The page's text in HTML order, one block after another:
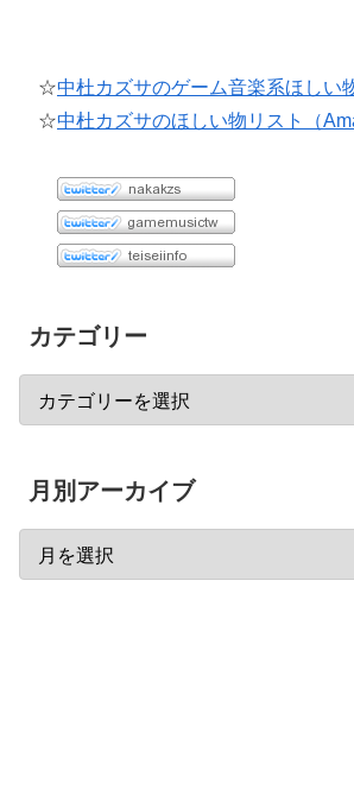
☆中杜カズサのゲーム音楽系ほしい
☆中杜カズサのほしい物リスト（
カテゴリー
月別アーカイブ